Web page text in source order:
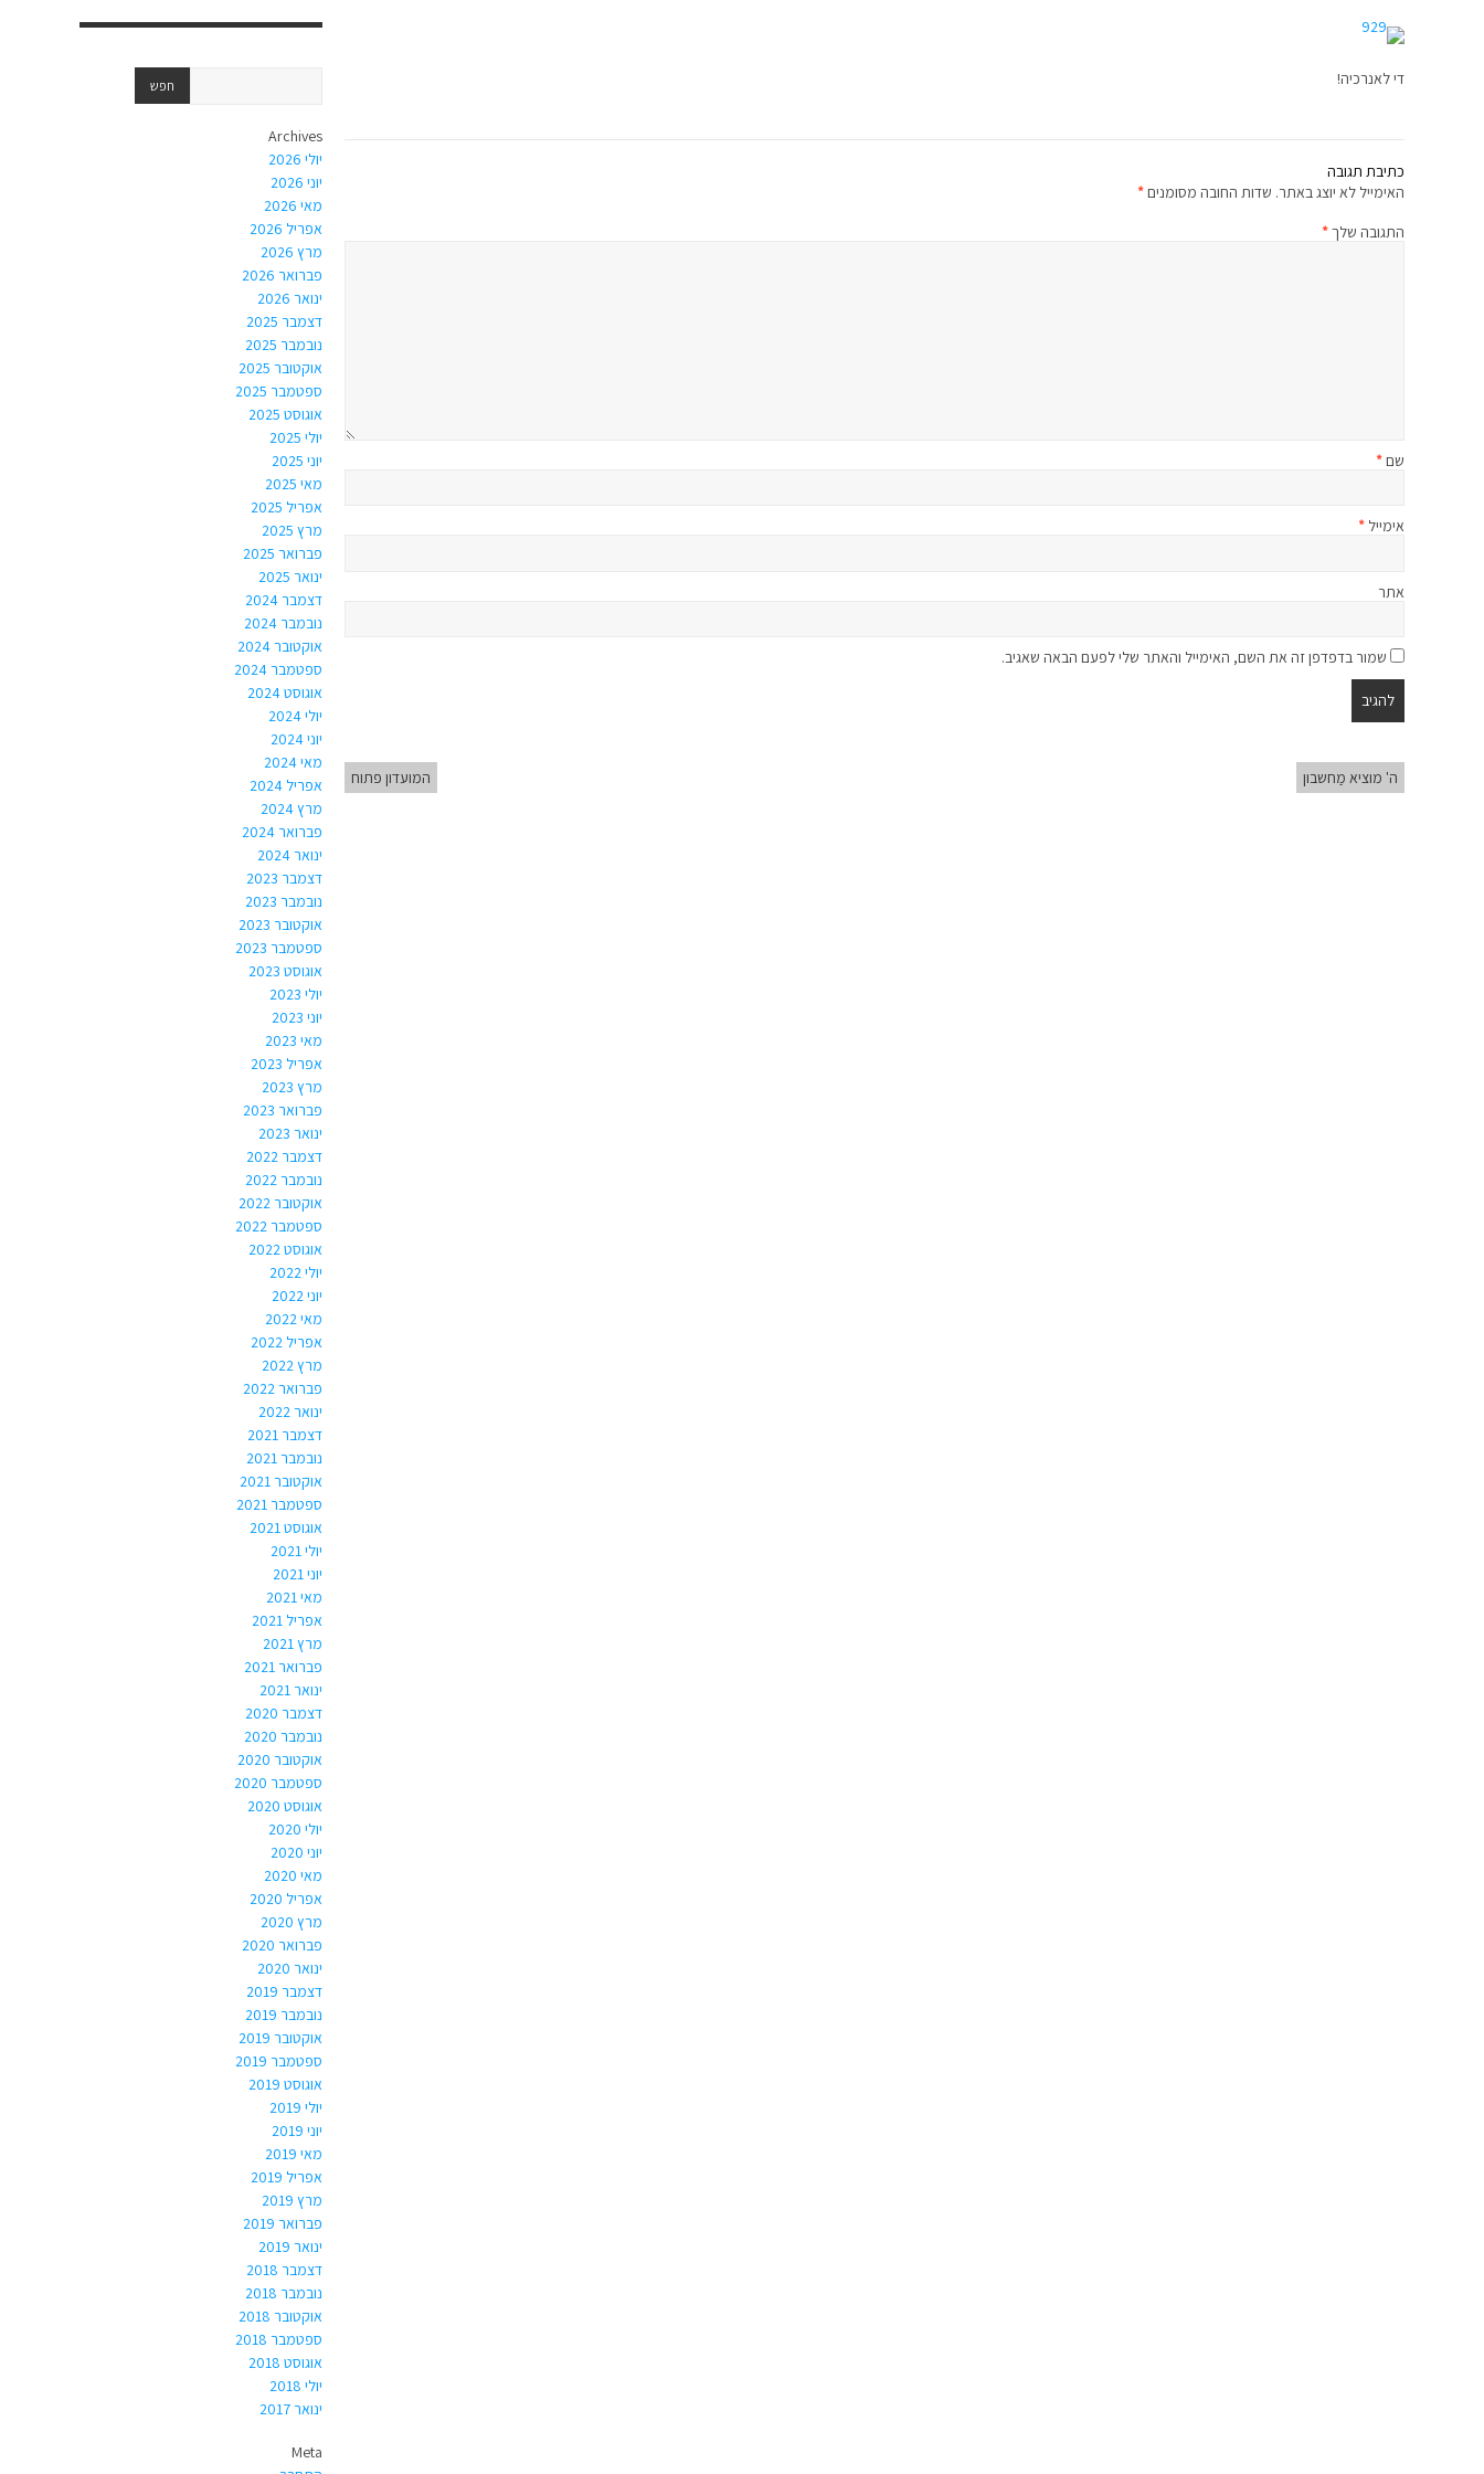
די לאנרכיה!
כתיבת תגובה
האימייל לא יוצג באתר. שדות החובה מסומנים*
התגובה שלך*
שם*
אימייל *
אתר
שמור בדפדפן זה את השם, האימייל והאתר שלי לפעם הבאה שאגיב.
ה' מוציא מַחשבון המועדון פתוח
Archives
יולי 2026
יוני 2026
מאי 2026
אפריל 2026
מרץ 2026
פברואר 2026
ינואר 2026
דצמבר 2025
נובמבר 2025
אוקטובר 2025
ספטמבר 2025
אוגוסט 2025
יולי 2025
יוני 2025
מאי 2025
אפריל 2025
מרץ 2025
פברואר 2025
ינואר 2025
דצמבר 2024
נובמבר 2024
אוקטובר 2024
ספטמבר 2024
אוגוסט 2024
יולי 2024
יוני 2024
מאי 2024
אפריל 2024
מרץ 2024
פברואר 2024
ינואר 2024
דצמבר 2023
נובמבר 2023
אוקטובר 2023
ספטמבר 2023
אוגוסט 2023
יולי 2023
יוני 2023
מאי 2023
אפריל 2023
מרץ 2023
פברואר 2023
ינואר 2023
דצמבר 2022
נובמבר 2022
אוקטובר 2022
ספטמבר 2022
אוגוסט 2022
יולי 2022
יוני 2022
מאי 2022
אפריל 2022
מרץ 2022
פברואר 2022
ינואר 2022
דצמבר 2021
נובמבר 2021
אוקטובר 2021
ספטמבר 2021
אוגוסט 2021
יולי 2021
יוני 2021
מאי 2021
אפריל 2021
מרץ 2021
פברואר 2021
ינואר 2021
דצמבר 2020
נובמבר 2020
אוקטובר 2020
ספטמבר 2020
אוגוסט 2020
יולי 2020
יוני 2020
מאי 2020
אפריל 2020
מרץ 2020
פברואר 2020
ינואר 2020
דצמבר 2019
נובמבר 2019
אוקטובר 2019
ספטמבר 2019
אוגוסט 2019
יולי 2019
יוני 2019
מאי 2019
אפריל 2019
מרץ 2019
פברואר 2019
ינואר 2019
דצמבר 2018
נובמבר 2018
אוקטובר 2018
ספטמבר 2018
אוגוסט 2018
יולי 2018
ינואר 2017
Meta